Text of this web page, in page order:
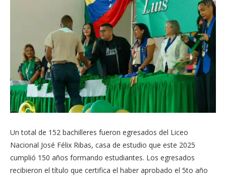
Un total de 152 bachilleres fueron egresados del Liceo
Nacional José Félix Ribas, casa de estudio que este 2025
cumplió 150 años formando estudiantes. Los egresados
recibieron el título que certifica el haber aprobado el 5to año